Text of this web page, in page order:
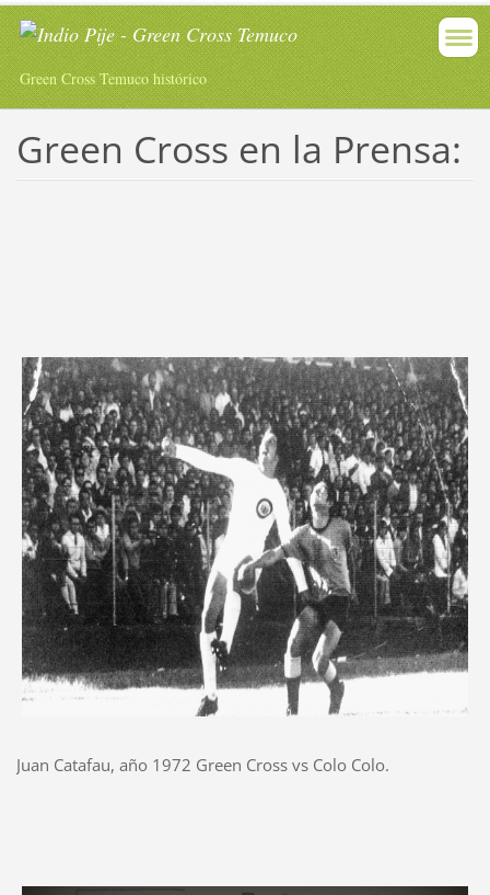
Green Cross Temuco histórico
Green Cross en la Prensa:
Juan Catafau, año 1972 Green Cross vs Colo Colo.